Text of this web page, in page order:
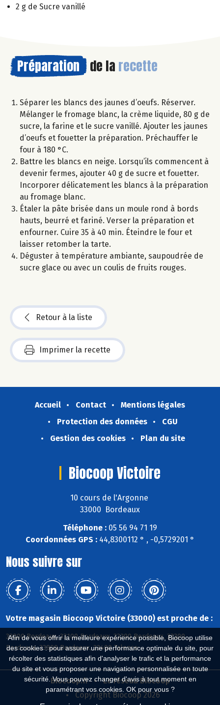
Afin de vous offrir la meilleure expérience possible, Biocoop utilise
des cookies : pour assurer une performance optimale du site, pour
récolter des statistiques afin d'analyser le trafic et la performance
du site et vous proposer une navigation personnalisée en toute
sécurité. Vous pouvez changer d'avis à tout moment en
paramétrant vos cookies. OK pour vous ?
2 g de Sucre vanillé
Préparation de la recette
Séparer les blancs des jaunes d’oeufs. Réserver.
Mélanger le fromage blanc, la crème liquide, 80 g de
sucre, la farine et le sucre vanillé. Ajouter les jaunes
d’oeufs et fouetter la préparation. Préchauffer le
four à 180 °C.
Battre les blancs en neige. Lorsqu’ils commencent à
devenir fermes, ajouter 40 g de sucre et fouetter.
Incorporer délicatement les blancs à la préparation
au fromage blanc.
Étaler la pâte brisée dans un moule rond à bords
hauts, beurré et fariné. Verser la préparation et
enfourner. Cuire 35 à 40 min. Éteindre le four et
laisser retomber la tarte.
Déguster à température ambiante, saupoudrée de
sucre glace ou avec un coulis de fruits rouges.
Retour à la liste
Imprimer la recette
Accueil Contact
Mentions légales
Protection des données
CGU
Gestion des cookies
Plan du site
Biocoop Victoire
10 cours de l'Argonne
33000 Bordeaux
Téléphone : 05 56 94 71 19
Coordonnées GPS : 44,8300112 ° , -0,5729201 °
Nous suivre sur
Votre magasin Biocoop Victoire (33000) est proche de :
33000 Bordeaux, 33100 Bordeaux, 33200 Bordeaux, 33300
Bordeaux, 33800 Bordeaux, 33400 Talence
Biocoop.fr
Le réseau Biocoop
Copyright Biocoop 2026